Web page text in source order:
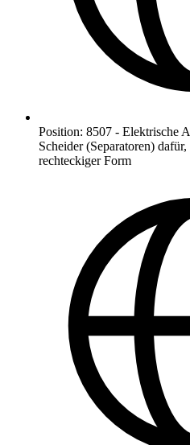
Position: 8507 - Elektrische
Scheider (Separatoren)
rechteckiger Form